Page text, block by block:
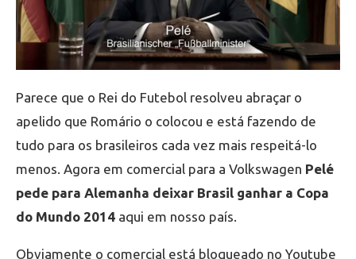
Parece que o Rei do Futebol resolveu abraçar o
apelido que Romário o colocou e está fazendo de
tudo para os brasileiros cada vez mais respeitá-lo
menos. Agora em comercial para a Volkswagen Pelé
pede para Alemanha deixar Brasil ganhar a Copa
do Mundo 2014 aqui em nosso país.
Obviamente o comercial está bloqueado no Youtube